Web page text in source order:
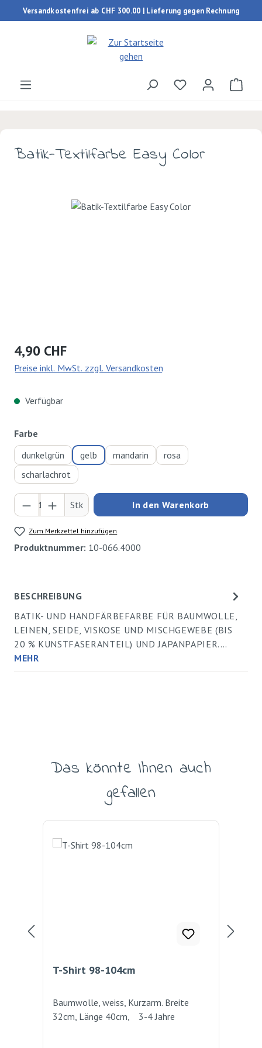
Zum Hauptinhalt springen
Versandkostenfrei ab CHF 300.00 | Lieferung gegen Rechnung
Du hast 0
Batik-Textilfarbe Easy Color
Bildergalerie überspringen
Regulärer Preis:
4,90 CHF
Preise inkl. MwSt. zzgl. Versandkosten
Verfügbar
Farbe
dunkelgrün
gelb mandarin
rosa
scharlachrot
Produkt Anzahl: Gib den gewünschten Wert
Stk In den Warenkorb
Zum Merkzettel hinzufügen
Produktnummer: 10-066.4000
BESCHREIBUNG
BATIK- UND HANDFÄRBEFARBE FÜR BAUMWOLLE,
LEINEN, SEIDE, VISKOSE UND MISCHGEWEBE (BIS
20 % KUNSTFASERANTEIL) UND JAPANPAPIER.…
MEHR
Produktgalerie überspringen
Das könnte Ihnen auch
gefallen
T-Shirt 98-104cm
Baumwolle, weiss, Kurzarm. Breite
32cm, Länge 40cm, 3-4 Jahre